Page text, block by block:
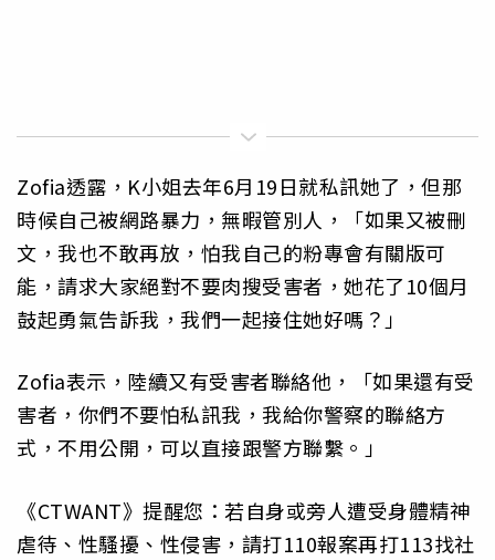
Zofia透露，K小姐去年6月19日就私訊她了，但那
時候自己被網路暴力，無暇管別人，「如果又被刪
文，我也不敢再放，怕我自己的粉專會有關版可
能，請求大家絕對不要肉搜受害者，她花了10個月
鼓起勇氣告訴我，我們一起接住她好嗎？」
Zofia表示，陸續又有受害者聯絡他，「如果還有受
害者，你們不要怕私訊我，我給你警察的聯絡方
式，不用公開，可以直接跟警方聯繫。」
《CTWANT》提醒您：若自身或旁人遭受身體精神
虐待、性騷擾、性侵害，請打110報案再打113找社